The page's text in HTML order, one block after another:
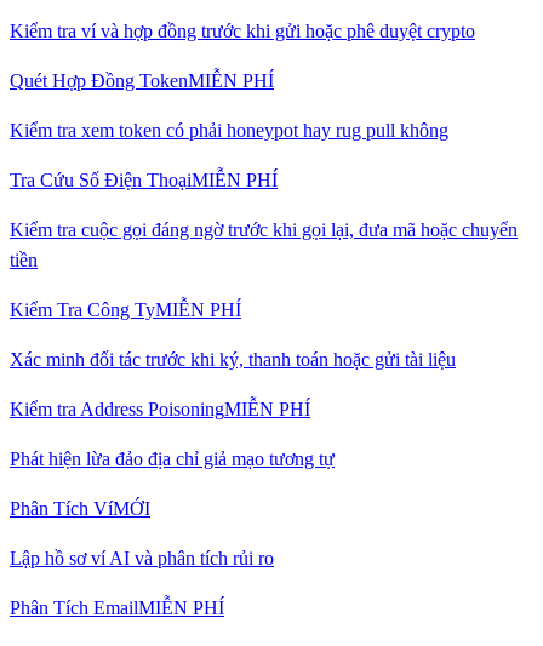
Kiểm tra ví và hợp đồng trước khi gửi hoặc phê duyệt crypto
Quét Hợp Đồng TokenMIỄN PHÍ
Kiểm tra xem token có phải honeypot hay rug pull không
Tra Cứu Số Điện ThoạiMIỄN PHÍ
Kiểm tra cuộc gọi đáng ngờ trước khi gọi lại, đưa mã hoặc chuyển
tiền
Kiểm Tra Công TyMIỄN PHÍ
Xác minh đối tác trước khi ký, thanh toán hoặc gửi tài liệu
Kiểm tra Address PoisoningMIỄN PHÍ
Phát hiện lừa đảo địa chỉ giả mạo tương tự
Phân Tích VíMỚI
Lập hồ sơ ví AI và phân tích rủi ro
Phân Tích EmailMIỄN PHÍ